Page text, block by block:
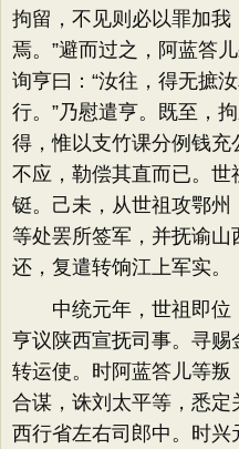
拘留，不见则必以罪加
焉。”避而过之，阿蓝答
询亨曰：“汝往，得无摭
行。”乃慰遣亨。既至，
得，惟以支竹课分例钱
不应，勒偿其直而已。
铤。己未，从世祖攻鄂
等处罢所签军，并抚谕
还，复遣转饷江上军实。
中统元年，世祖即位
亨议陕西宣抚司事。寻
转运使。时阿蓝答儿等叛
合谋，诛刘太平等，悉
西行省左右司郎中。时